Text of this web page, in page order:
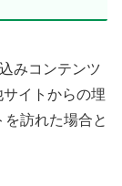
みコンテンツ
イトからの埋
訪れた場合と